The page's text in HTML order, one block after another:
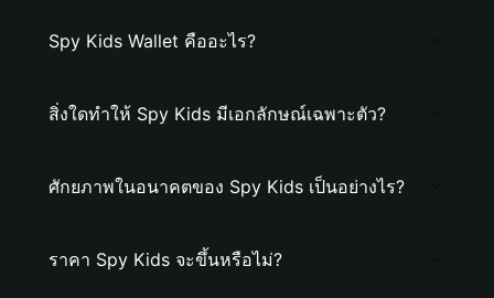
Spy Kids Wallet คืออะไร?
สิ่งใดทำให้ Spy Kids มีเอกลักษณ์เฉพาะตัว?
ศักยภาพในอนาคตของ Spy Kids เป็นอย่างไร?
ราคา Spy Kids จะขึ้นหรือไม่?